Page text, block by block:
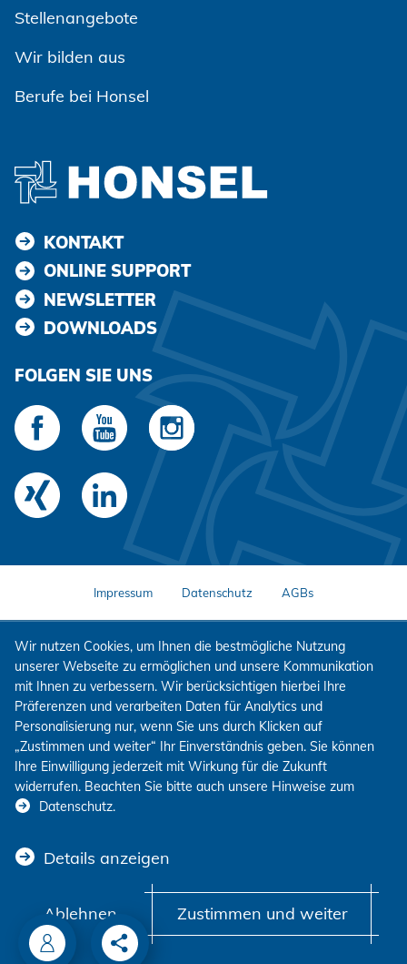
Stellenangebote
Wir bilden aus
Berufe bei Honsel
KONTAKT
ONLINE SUPPORT
NEWSLETTER
DOWNLOADS
FOLGEN SIE UNS
Impressum Datenschutz AGBs
Wir nutzen Cookies, um Ihnen die bestmögliche Nutzung
unserer Webseite zu ermöglichen und unsere Kommunikation
mit Ihnen zu verbessern. Wir berücksichtigen hierbei Ihre
Präferenzen und verarbeiten Daten für Analytics und
Personalisierung nur, wenn Sie uns durch Klicken auf
„Zustimmen und weiter“ Ihr Einverständnis geben. Sie können
Ihre Einwilligung jederzeit mit Wirkung für die Zukunft
widerrufen. Beachten Sie bitte auch unsere Hinweise zum
Datenschutz.
Details anzeigen
Ablehnen Zustimmen und weiter